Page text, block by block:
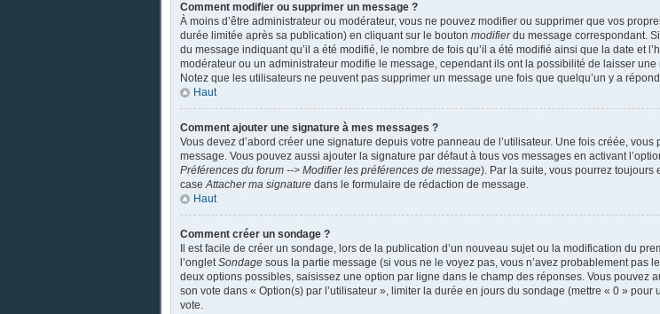
Comment modifier ou supprimer un message ?
À moins d’être administrateur ou modérateur, vous ne pouvez modifier ou supprimer que vos
durée limitée après sa publication) en cliquant sur le bouton modifierdu message correspondant.
du message indiquant qu’il a été modifié, le nombre de fois qu’il a été modifié ainsi que la date et
modérateur ou un administrateur modifie le message, cependant ils ont la possibilité de laisser
Notez que les utilisateurs ne peuvent pas supprimer un message une fois que quelqu’un y a
Haut
Comment ajouter une signature à mes messages ?
Vous devez d’abord créer une signature depuis votre panneau de l’utilisateur. Une fois créée,
message. Vous pouvez aussi ajouter la signature par défaut à tous vos messages en activant
Préférences du forum --> Modifier les préférences de message). Par la suite, vous pourrez toujours
caseAttacher ma signature dans le formulaire de rédaction de message.
Haut
Comment créer un sondage ?
Il est facile de créer un sondage, lors de la publication d’un nouveau sujet ou la modification du
l’ongletSondage sous la partie message (si vous ne le voyez pas, vous n’avez probablement
deux options possibles, saisissez une option par ligne dans le champ des réponses. Vous pouvez
son vote dans « Option(s) par l’utilisateur », limiter la durée en jours du sondage (mettre « 0 »
vote.